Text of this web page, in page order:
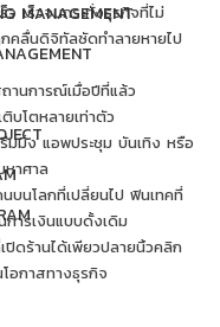
MANAGEMENT
ว เร็วจนกระทั่งธุรกิจที่ไม่
คลื่นดิจิทัลซัดทำลายหายไป
านการณ์เมื่อปีที่แล้ว
บโตหลายเท่าตัว
มมิ่ง แอพประชุม บันเทิง หรือ
าศาล
บนโลกที่เปลี่ยนไป ฟินเทคที่
ารเงินแบบดั้งเดิม
ปิดร้านได้เพียวปลายนิ้วคลิก
อกาสทางธุรกิจ